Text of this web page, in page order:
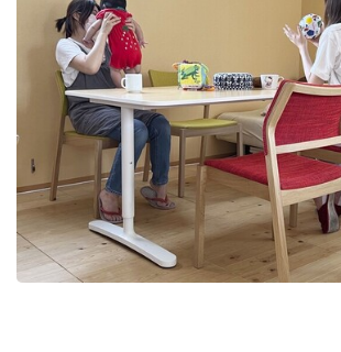
と考えています。
ピッコラーレは、毎月の活動説明会や寄
メディア対応などを通して、「妊娠葛藤
題への打ち手としての各種活動を様々
の皆さんにお伝えし、マンスリーサポー
の仲間を増やすことに力を入れて取り組
今後も、マンスリーサポーター「ピコサ
していくことがファンドレイジングの柱
えて、新たに企業連携にも力を入れてい